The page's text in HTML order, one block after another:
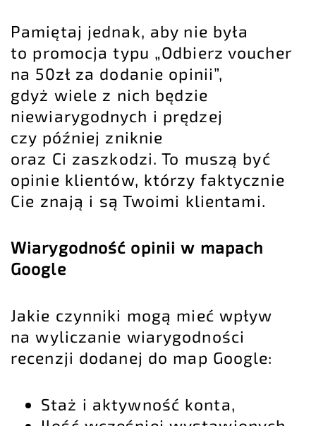
Pamiętaj jednak, aby nie była
to promocja typu „Odbierz voucher
na 50zł za dodanie opinii”,
gdyż wiele z nich będzie
niewiarygodnych i prędzej
czy później zniknie
oraz Ci zaszkodzi. To muszą być
opinie klientów, którzy faktycznie
Cie znają i są Twoimi klientami.
Wiarygodność opinii w mapach
Google
Jakie czynniki mogą mieć wpływ
na wyliczanie wiarygodności
recenzji dodanej do map Google:
Staż i aktywność konta,